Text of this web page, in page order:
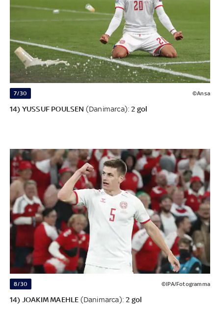
7/30 ©Ansa
14) YUSSUF POULSEN (Danimarca):2 gol
8/30 ©IPA/Fotogramma
14) JOAKIM MAEHLE (Danimarca):2 gol